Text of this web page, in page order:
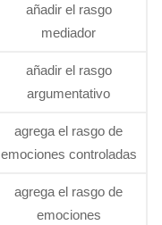
añadir el rasgo
mediador
añadir el rasgo
argumentativo
agrega el rasgo de
emociones controladas
agrega el rasgo de
emociones